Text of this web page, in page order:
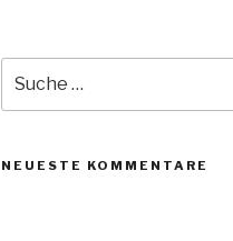
nach:
NEUESTE KOMMENTARE